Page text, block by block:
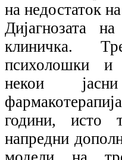
на недостаток
Дијагнозата
клиничка.
психолошки и
некои
години, исто
напредни